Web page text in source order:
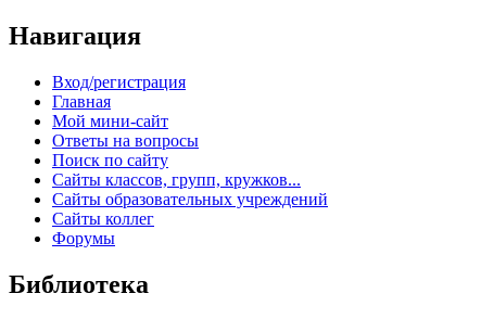
Навигация
Вход/регистрация
Главная
Мой мини-сайт
Ответы на вопросы
Поиск по сайту
Сайты классов, групп, кружков...
Сайты образовательных учреждений
Сайты коллег
Форумы
Библиотека